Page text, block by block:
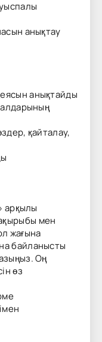
анықтау
анықтайды
қайталау,
арқылы
мен
жағына
байланысты
Оң
өз